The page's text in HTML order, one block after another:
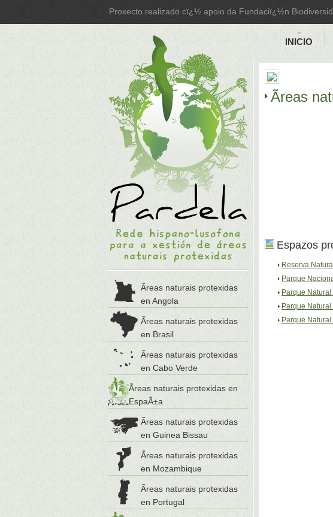
Proxecto realizado cï¿½ apoio da Fundaciï¿½n
Ãreas naturais protexidas
en Angola
Ãreas naturais protexidas
en Brasil
Ãreas naturais protexidas
en Cabo Verde
Ãreas naturais protexidas en
EspaÃ±a
Ãreas naturais protexidas
en Guinea Bissau
Ãreas naturais protexidas
en Mozambique
Ãreas naturais protexidas
en Portugal
INICIO
Ãreas
Espazos
Reserva
Parque
Parque
Parque
Parque